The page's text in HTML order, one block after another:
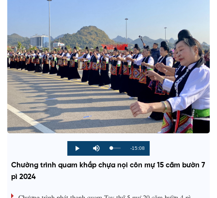
P
l
M
u
e
L
d
e
P
r
g
R
e
-15:08
Chường trình quam khắp chựa nọi côn mự 15 căm bườn 7
pì 2024
Chương trình phát thanh quam Tay thứ 5 mự 20 căm bườn 4 pì